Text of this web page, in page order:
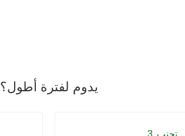
كيفية جعل القماش المشمع PVC يدوم لفترة أطول؟